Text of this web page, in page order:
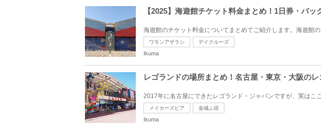
【2025】海遊館チケット料金まとめ！1日券・バ
海遊館のチケット料金についてまとめてご紹介します。海遊館
ワモンアザラシ デイクルーズ
Ikuma
レゴランドの場所まとめ！名古屋・東京・大阪の
2017年に名古屋にできたレゴランド・ジャパンですが、実はこ
メイカーズピア 金城ふ頭
Ikuma